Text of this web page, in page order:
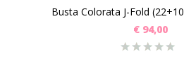
Busta Colorata J-Fold
€ 94,00